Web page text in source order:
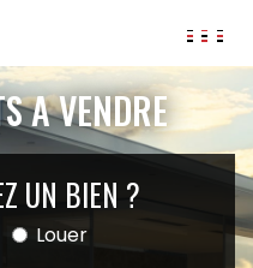
A VENDRE
UN BIEN ?
Louer